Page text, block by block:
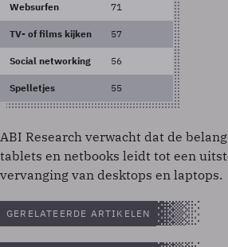
Websurfen 71
TV- of films kijken 57
Social networking 56
Spelletjes 55
ABI Research verwacht dat de
tablets en netbooks leidt tot een
vervanging van desktops en laptops.
GERELATEERDE ARTIKELEN